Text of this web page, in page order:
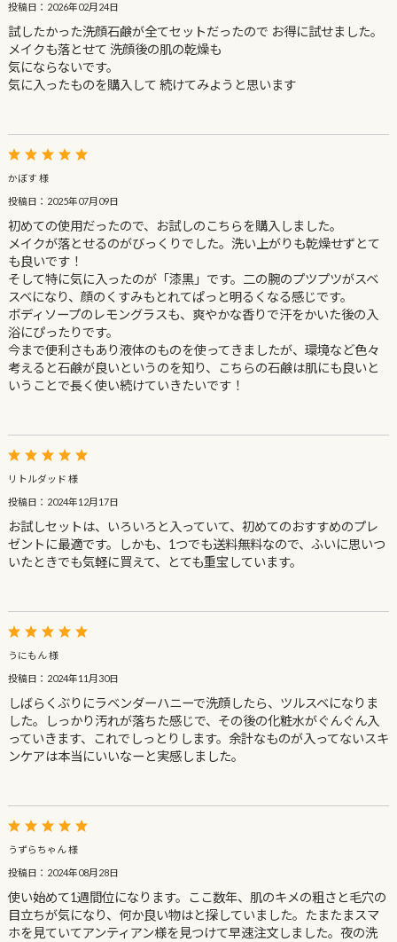
投稿日：2026年02月24日
試したかった洗顔石鹸が全てセットだったので お得に試せました。
メイクも落とせて 洗顔後の肌の乾燥も
気にならないです。
気に入ったものを購入して 続けてみようと思います
かぼす 様
投稿日：2025年07月09日
初めての使用だったので、お試しのこちらを購入しました。
メイクが落とせるのがびっくりでした。洗い上がりも乾燥せずとて
も良いです！
そして特に気に入ったのが「漆黒」です。二の腕のプツプツがスベ
スベになり、顔のくすみもとれてぱっと明るくなる感じです。
ボディソープのレモングラスも、爽やかな香りで汗をかいた後の入
浴にぴったりです。
今まで便利さもあり液体のものを使ってきましたが、環境など色々
考えると石鹸が良いというのを知り、こちらの石鹸は肌にも良いと
いうことで長く使い続けていきたいです！
リトルダッド 様
投稿日：2024年12月17日
お試しセットは、いろいろと入っていて、初めてのおすすめのプレ
ゼントに最適です。しかも、1つでも送料無料なので、ふいに思いつ
いたときでも気軽に買えて、とても重宝しています。
うにもん 様
投稿日：2024年11月30日
しばらくぶりにラベンダーハニーで洗顔したら、ツルスベになりま
した。しっかり汚れが落ちた感じで、その後の化粧水がぐんぐん入
っていきます、これでしっとりします。余計なものが入ってないスキ
ンケアは本当にいいなーと実感しました。
うずらちゃん 様
投稿日：2024年08月28日
使い始めて1週間位になります。ここ数年、肌のキメの粗さと毛穴の
目立ちが気になり、何か良い物はと探していました。たまたまスマ
ホを見ていてアンティアン様を見つけて早速注文しました。夜の洗